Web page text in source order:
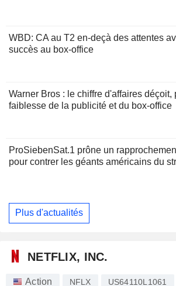
WBD: CA au T2 en-deçà des attentes
succès au box-office
Warner Bros : le chiffre d'affaires déçoit,
faiblesse de la publicité et du box-office
ProSiebenSat.1 prône un
pour contrer les géants américains du
Plus d'actualités
NETFLIX, INC.
Action NFLX US64110L1061